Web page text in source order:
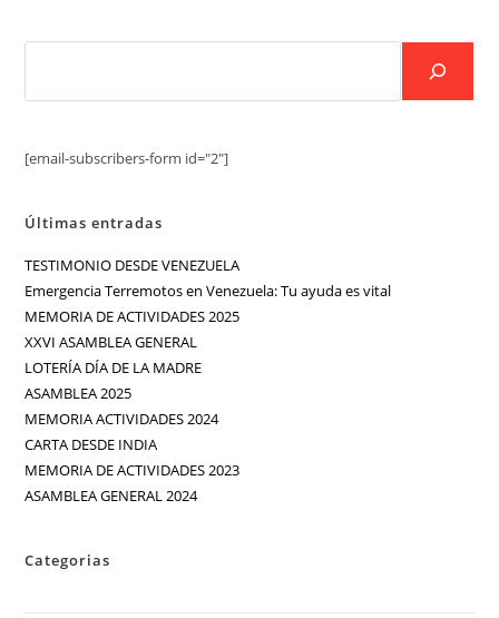
[email-subscribers-form id="2"]
Últimas entradas
TESTIMONIO DESDE VENEZUELA
Emergencia Terremotos en Venezuela: Tu ayuda es vital
MEMORIA DE ACTIVIDADES 2025
XXVI ASAMBLEA GENERAL
LOTERÍA DÍA DE LA MADRE
ASAMBLEA 2025
MEMORIA ACTIVIDADES 2024
CARTA DESDE INDIA
MEMORIA DE ACTIVIDADES 2023
ASAMBLEA GENERAL 2024
Categorias